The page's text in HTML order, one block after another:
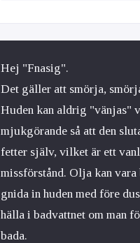
Hej "Fnasig".
Det gäller att smörja,
Huden kan aldrig "vänjas"
mjukgörande så att den
fetter själv, vilket är ett
missförstånd. Olja kan vara
gnida in huden med före
hälla i badvattnet om man
bada.